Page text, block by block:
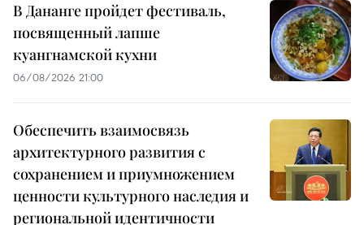
В Дананге пройдет фестиваль,
посвященный лапше
куангнамской кухни
06/08/2026 21:00
Обеспечить взаимосвязь
архитектурного развития с
сохранением и приумножением
ценности культурного наследия и
региональной идентичности